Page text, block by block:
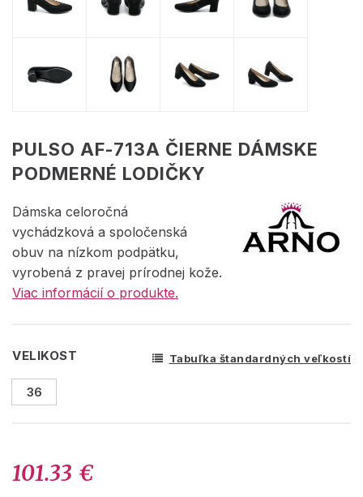
PULSO AF-713A ČIERNE DÁMSKE
PODMERNÉ LODIČKY
Dámska celoročná
vychádzková a spoločenská
obuv na nízkom podpätku,
vyrobená z pravej prírodnej kože.
Viac informácií o produkte.
VELIKOST Tabuľka štandardných veľkostí
36
101.33 €